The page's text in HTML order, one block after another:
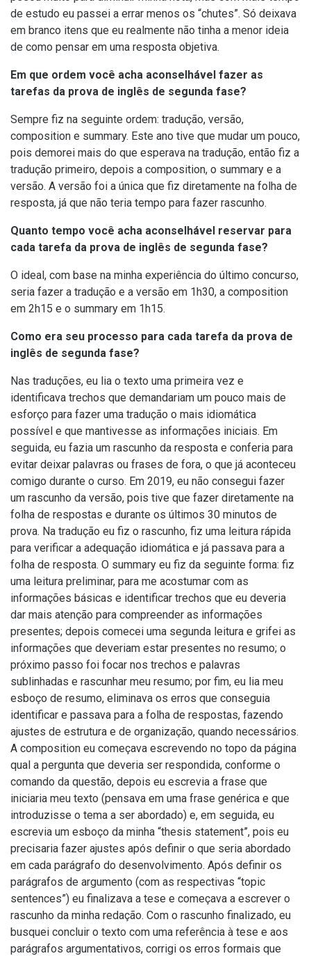
de estudo eu passei a errar menos os “chutes”. Só deixava
em branco itens que eu realmente não tinha a menor ideia
de como pensar em uma resposta objetiva.
Em que ordem você acha aconselhável fazer as
tarefas da prova de inglês de segunda fase?
Sempre fiz na seguinte ordem: tradução, versão,
composition e summary. Este ano tive que mudar um pouco,
pois demorei mais do que esperava na tradução, então fiz a
tradução primeiro, depois a composition, o summary e a
versão. A versão foi a única que fiz diretamente na folha de
resposta, já que não teria tempo para fazer rascunho.
Quanto tempo você acha aconselhável reservar para
cada tarefa da prova de inglês de segunda fase?
O ideal, com base na minha experiência do último concurso,
seria fazer a tradução e a versão em 1h30, a composition
em 2h15 e o summary em 1h15.
Como era seu processo para cada tarefa da prova de
inglês de segunda fase?
Nas traduções, eu lia o texto uma primeira vez e
identificava trechos que demandariam um pouco mais de
esforço para fazer uma tradução o mais idiomática
possível e que mantivesse as informações iniciais. Em
seguida, eu fazia um rascunho da resposta e conferia para
evitar deixar palavras ou frases de fora, o que já aconteceu
comigo durante o curso. Em 2019, eu não consegui fazer
um rascunho da versão, pois tive que fazer diretamente na
folha de respostas e durante os últimos 30 minutos de
prova. Na tradução eu fiz o rascunho, fiz uma leitura rápida
para verificar a adequação idiomática e já passava para a
folha de resposta. O summary eu fiz da seguinte forma: fiz
uma leitura preliminar, para me acostumar com as
informações básicas e identificar trechos que eu deveria
dar mais atenção para compreender as informações
presentes; depois comecei uma segunda leitura e grifei as
informações que deveriam estar presentes no resumo; o
próximo passo foi focar nos trechos e palavras
sublinhadas e rascunhar meu resumo; por fim, eu lia meu
esboço de resumo, eliminava os erros que conseguia
identificar e passava para a folha de respostas, fazendo
ajustes de estrutura e de organização, quando necessários.
A composition eu começava escrevendo no topo da página
qual a pergunta que deveria ser respondida, conforme o
comando da questão, depois eu escrevia a frase que
iniciaria meu texto (pensava em uma frase genérica e que
introduzisse o tema a ser abordado) e, em seguida, eu
escrevia um esboço da minha “thesis statement”, pois eu
precisaria fazer ajustes após definir o que seria abordado
em cada parágrafo do desenvolvimento. Após definir os
parágrafos de argumento (com as respectivas “topic
sentences”) eu finalizava a tese e começava a escrever o
rascunho da minha redação. Com o rascunho finalizado, eu
busquei concluir o texto com uma referência à tese e aos
parágrafos argumentativos, corrigi os erros formais que